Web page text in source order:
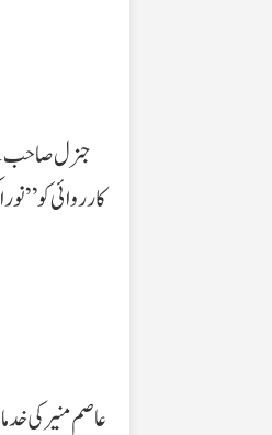
جنرل صاحب
کارروائی کو
عاصم منیر کی